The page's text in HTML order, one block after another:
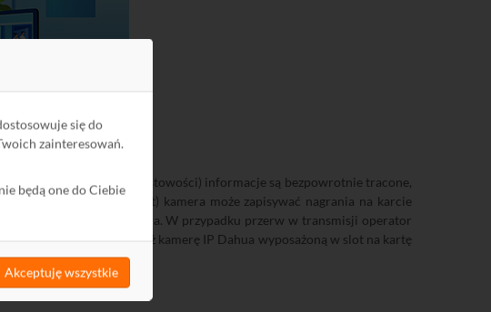
się do
zainteresowań.
będą one do Ciebie
Akceptuję wszystkie
(zmniejszenia jej przepustowości) informacje są bezpowrotnie tracone,
Network Replenishment) kamera może zapisywać nagrania na karcie
do rejestratora. W przypadku przerw w transmisji operator
należy posiadać również kamerę IP Dahua wyposażoną w slot na kartę